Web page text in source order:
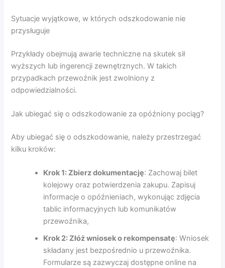
Sytuacje wyjątkowe, w których odszkodowanie nie
przysługuje
Przykłady obejmują awarie techniczne na skutek sił
wyższych lub ingerencji zewnętrznych. W takich
przypadkach przewoźnik jest zwolniony z
odpowiedzialności.
Jak ubiegać się o odszkodowanie za opóźniony pociąg?
Aby ubiegać się o odszkodowanie, należy przestrzegać
kilku kroków:
Krok 1: Zbierz dokumentację: Zachowaj bilet
kolejowy oraz potwierdzenia zakupu. Zapisuj
informacje o opóźnieniach, wykonując zdjęcia
tablic informacyjnych lub komunikatów
przewoźnika,
Krok 2: Złóż wniosek o rekompensatę: Wniosek
składany jest bezpośrednio u przewoźnika.
Formularze są zazwyczaj dostępne online na